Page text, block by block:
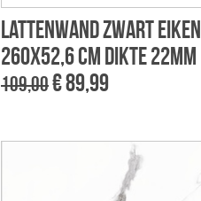
Lattenwand zwart eiken
260x52,6 cm dikte 22mm
109,00€ 89,99